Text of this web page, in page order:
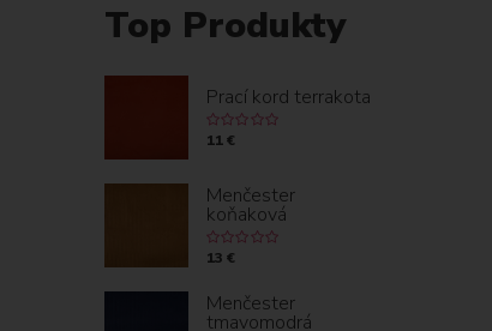
Top Produkty
Prací kord terrakota
11 €
Menčester
koňaková
13 €
Menčester
tmavomodrá